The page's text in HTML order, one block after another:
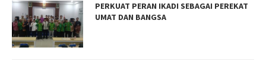
PERKUAT PERAN IKADI SEBAGAI PEREKAT
UMAT DAN BANGSA